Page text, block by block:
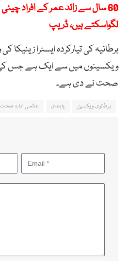
60 سال سے زائد عمر کے افراد
لگواسکتے ہیں، ڈریپ
برطانیہ کی تیارکردہ ایسٹرا
ویکسینوں میں سے ایک ہے جس کی
صحت نے دی ہے۔
برطانوی ویکسین پابندی عالمی ادارہ صحت